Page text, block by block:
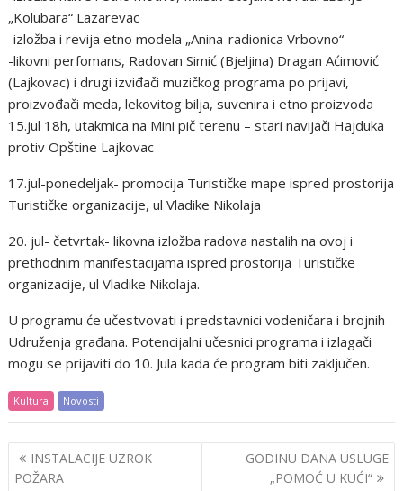
„Kolubara“ Lazarevac
-izložba i revija etno modela „Anina-radionica Vrbovno“
-likovni perfomans, Radovan Simić (Bjeljina) Dragan Aćimović
(Lajkovac) i drugi izviđači muzičkog programa po prijavi,
proizvođači meda, lekovitog bilja, suvenira i etno proizvoda
15.jul 18h, utakmica na Mini pič terenu – stari navijači Hajduka
protiv Opštine Lajkovac
17.jul-ponedeljak- promocija Turističke mape ispred prostorija
Turističke organizacije, ul Vladike Nikolaja
20. jul- četvrtak- likovna izložba radova nastalih na ovoj i
prethodnim manifestacijama ispred prostorija Turističke
organizacije, ul Vladike Nikolaja.
U programu će učestvovati i predstavnici vodeničara i brojnih
Udruženja građana. Potencijalni učesnici programa i izlagači
mogu se prijaviti do 10. Jula kada će program biti zaključen.
Kultura Novosti
Post
navigation
INSTALACIJE UZROK
POŽARA
GODINU DANA USLUGE
„POMOĆ U KUĆI“